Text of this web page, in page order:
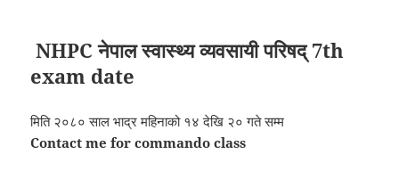
NHPC नेपाल स्वास्थ्य व्यवसायी परिषद् 7th
exam date
मिति २०८० साल भाद्र महिनाको १४ देखि २० गते सम्म
Contact me for commando class